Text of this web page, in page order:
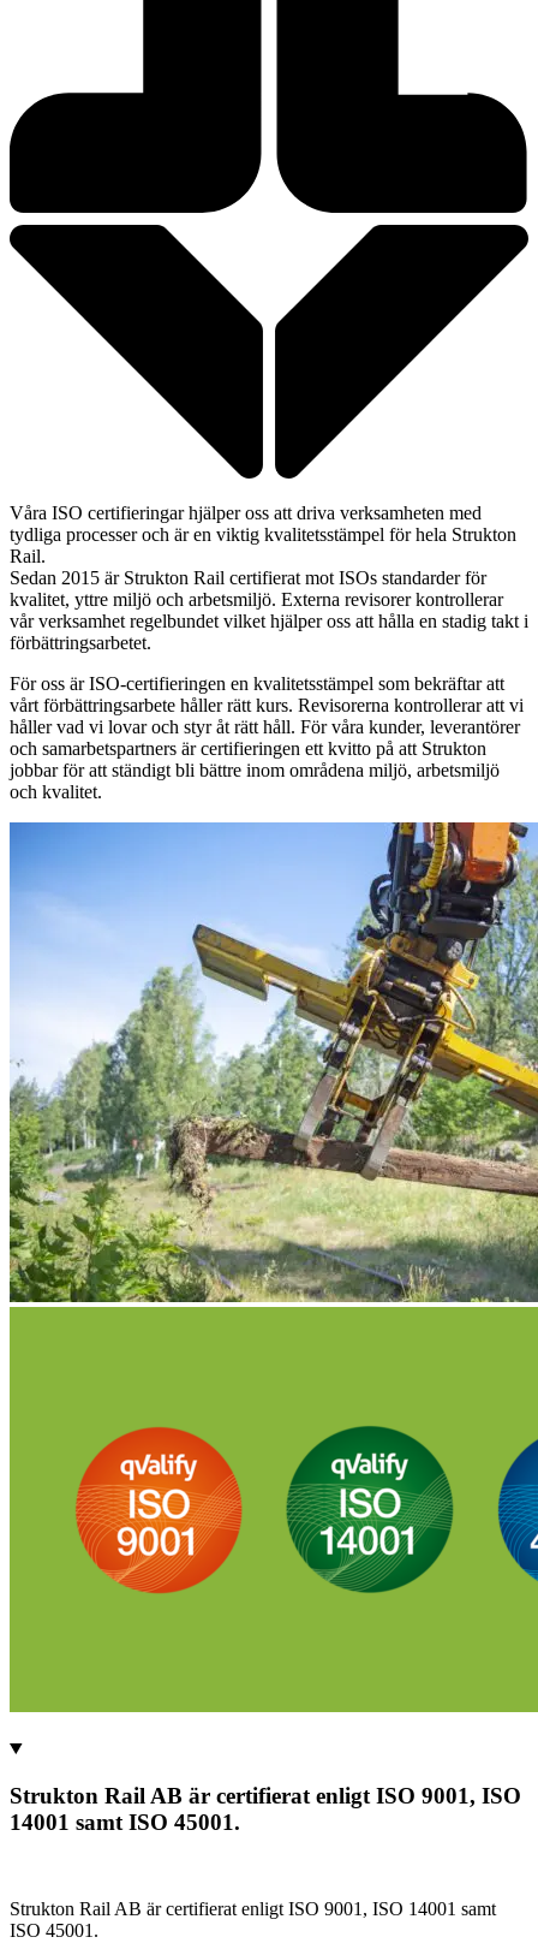
Våra ISO certifieringar hjälper oss att driva verksamheten med
tydliga processer och är en viktig kvalitetsstämpel för hela Strukton
Rail.
Sedan 2015 är Strukton Rail certifierat mot ISOs standarder för
kvalitet, yttre miljö och arbetsmiljö. Externa revisorer kontrollerar
vår verksamhet regelbundet vilket hjälper oss att hålla en stadig takt i
förbättringsarbetet.
För oss är ISO-certifieringen en kvalitetsstämpel som bekräftar att
vårt förbättringsarbete håller rätt kurs. Revisorerna kontrollerar att vi
håller vad vi lovar och styr åt rätt håll. För våra kunder, leverantörer
och samarbetspartners är certifieringen ett kvitto på att Strukton
jobbar för att ständigt bli bättre inom områdena miljö, arbetsmiljö
och kvalitet.
Strukton Rail AB är certifierat enligt ISO 9001, ISO
14001 samt ISO 45001.
Strukton Rail AB är certifierat enligt ISO 9001, ISO 14001 samt
ISO 45001.